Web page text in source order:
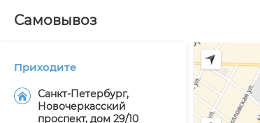
Самовывоз
Приходите
Санкт-Петербург,
Новочеркасский
проспект, дом 29/10